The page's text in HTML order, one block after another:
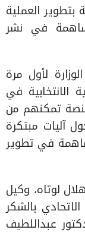
بتطوير العملية
في نشر
لأول مرة
الانتخابية في
تمكنهم من
آليات مبتكرة
في تطوير
لوتاه، وكيل
بالشكر
عبداللطيف